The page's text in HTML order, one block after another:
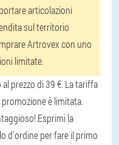
articolazioni
sul territorio
Artrovex con uno
limitate.
prezzo di 39 €. La tariffa
è limitata.
Esprimi la
d'ordine per fare il primo